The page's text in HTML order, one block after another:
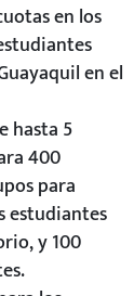
en los
en el
hasta 5
400
para
estudiantes
y 100